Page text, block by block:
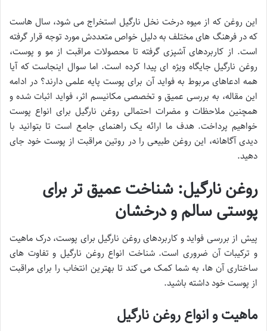
این روغن که از میوه درخت نخل نارگیل استخراج می شود، سال هاست
که در فرهنگ های مختلف به دلیل خواص متعددش مورد توجه قرار گرفته
است. از کاربردهای آشپزی گرفته تا محصولات مراقبت از مو و پوست،
روغن نارگیل جایگاه ویژه ای پیدا کرده است. اما سوال اینجاست که آیا
همه ادعاهای مربوط به فواید آن برای پوست پایه علمی دارند؟ در ادامه
این مقاله، به بررسی عمیق و تخصصی مکانیسم اثر، فواید اثبات شده و
همچنین ملاحظات و مضرات احتمالی روغن نارگیل برای انواع پوست
خواهیم پرداخت. هدف ما ارائه یک راهنمای جامع است تا بتوانید با
دیدی آگاهانه، این روغن طبیعی را در روتین مراقبت از پوست خود جای
دهید.
روغن نارگیل: شناخت عمیق تر برای
پوستی سالم و درخشان
پیش از بررسی فواید و کاربردهای روغن نارگیل برای پوست، درک ماهیت
و ترکیبات آن ضروری است. شناخت انواع روغن نارگیل و تفاوت های
ساختاری آن ها، به شما کمک می کند تا بهترین انتخاب را برای مراقبت
از پوست خود داشته باشید.
ماهیت و انواع روغن نارگیل